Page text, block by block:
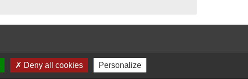
Deny all cookies Personalize